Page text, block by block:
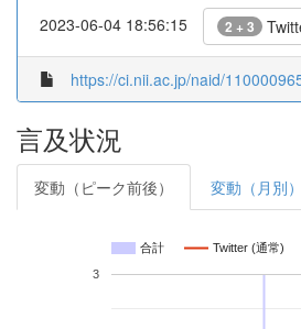
2023-06-04 18:56:15 2 + 3
https://ci.nii.ac.jp/naid/
言及状況
変動（ピーク前後） 変動（月別）
合計 Twitter (通常)
3